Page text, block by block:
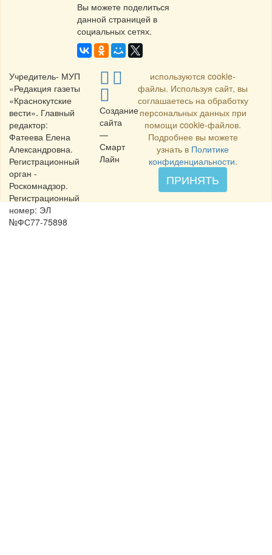
Вы можете поделиться
данной страницей в
социальных сетях.
Учредитель- МУП
«Редакция газеты
«Краснокутские
вести». Главный
редактор:
Фатеева Елена
Александровна.
Регистрационный
орган -
Роскомнадзор.
Регистрационный
номер: ЭЛ
№ФС77-75898
Создание
сайта
—
Смарт
Лайн
используются cookie-
файлы. Используя сайт, вы
соглашаетесь на обработку
персональных данных при
помощи cookie-файлов.
Подробнее вы можете
узнать в Политике
конфиденциальности.
ПРИНЯТЬ